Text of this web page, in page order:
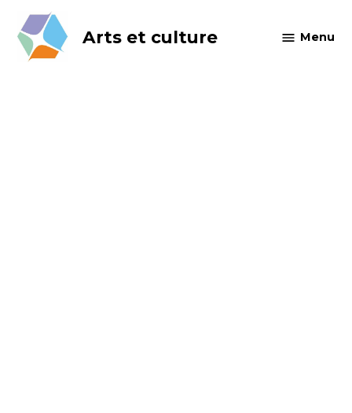
content
Arts et culture Menu